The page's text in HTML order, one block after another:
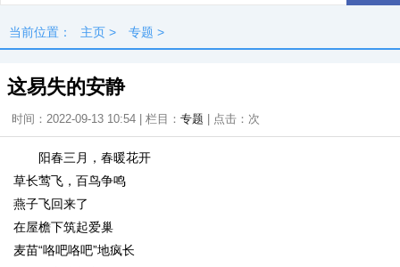
当前位置： 主页 > 专题 >
这易失的安静
时间：2022-09-13 10:54 | 栏目： 专题 | 点击： 次
阳春三月，春暖花开
草长莺飞，百鸟争鸣
燕子飞回来了
在屋檐下筑起爱巢
麦苗“咯吧咯吧”地疯长